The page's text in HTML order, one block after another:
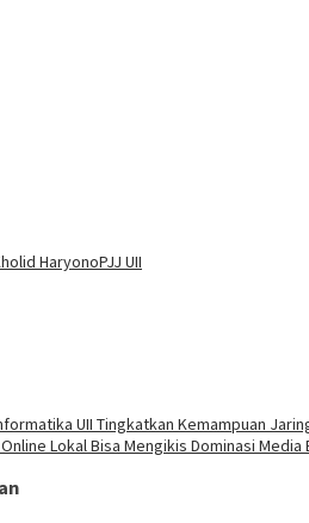
HaryonoPJJ UII
UII Tingkatkan Kemampuan
Lokal Bisa Mengikis Dominasi Media